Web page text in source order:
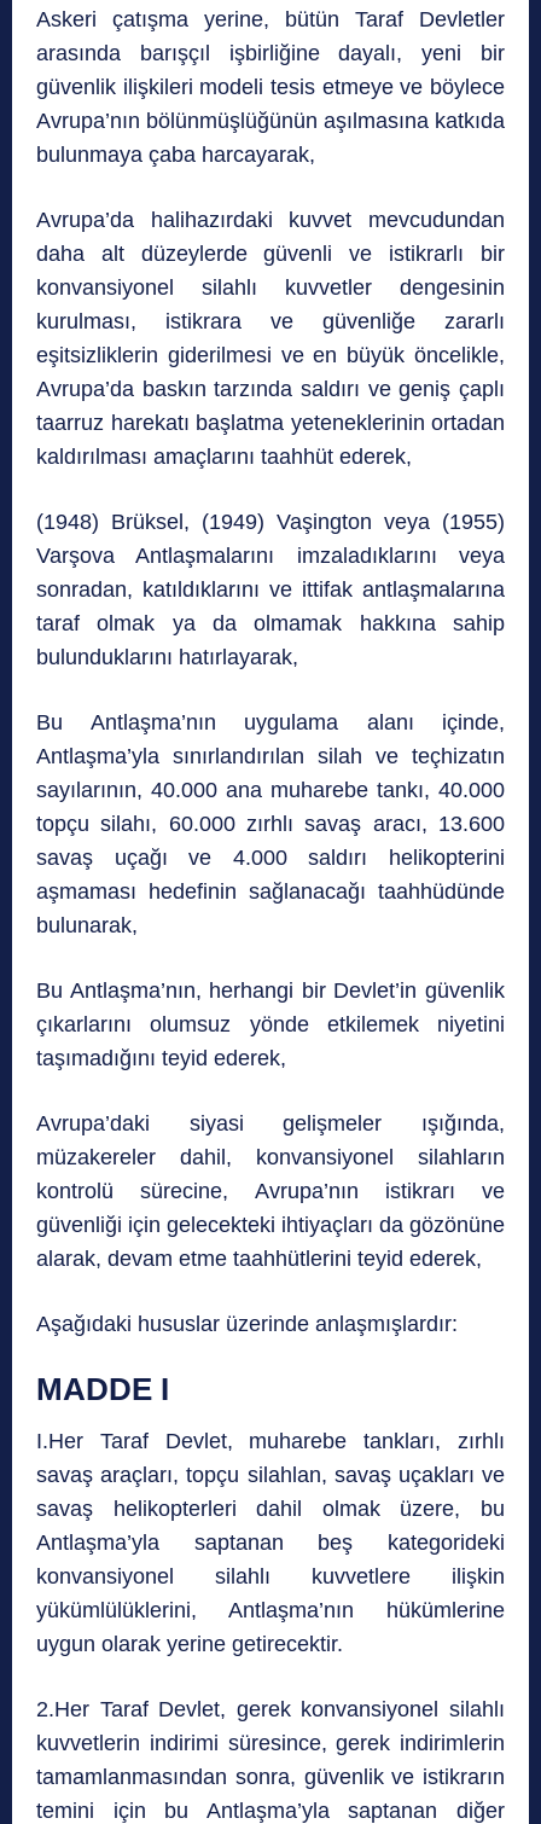
Askeri çatışma yerine, bütün Taraf Devletler
arasında barışçıl işbirliğine dayalı, yeni bir
güvenlik ilişkileri modeli tesis etmeye ve böylece
Avrupa’nın bölünmüşlüğünün aşılmasına katkıda
bulunmaya çaba harcayarak,
Avrupa’da halihazırdaki kuvvet mevcudundan
daha alt düzeylerde güvenli ve istikrarlı bir
konvansiyonel silahlı kuvvetler dengesinin
kurulması, istikrara ve güvenliğe zararlı
eşitsizliklerin giderilmesi ve en büyük öncelikle,
Avrupa’da baskın tarzında saldırı ve geniş çaplı
taarruz harekatı başlatma yeteneklerinin ortadan
kaldırılması amaçlarını taahhüt ederek,
(1948) Brüksel, (1949) Vaşington veya (1955)
Varşova Antlaşmalarını imzaladıklarını veya
sonradan, katıldıklarını ve ittifak antlaşmalarına
taraf olmak ya da olmamak hakkına sahip
bulunduklarını hatırlayarak,
Bu Antlaşma’nın uygulama alanı içinde,
Antlaşma’yla sınırlandırılan silah ve teçhizatın
sayılarının, 40.000 ana muharebe tankı, 40.000
topçu silahı, 60.000 zırhlı savaş aracı, 13.600
savaş uçağı ve 4.000 saldırı helikopterini
aşmaması hedefinin sağlanacağı taahhüdünde
bulunarak,
Bu Antlaşma’nın, herhangi bir Devlet’in güvenlik
çıkarlarını olumsuz yönde etkilemek niyetini
taşımadığını teyid ederek,
Avrupa’daki siyasi gelişmeler ışığında,
müzakereler dahil, konvansiyonel silahların
kontrolü sürecine, Avrupa’nın istikrarı ve
güvenliği için gelecekteki ihtiyaçları da gözönüne
alarak, devam etme taahhütlerini teyid ederek,
Aşağıdaki hususlar üzerinde anlaşmışlardır:
MADDE I
I.Her Taraf Devlet, muharebe tankları, zırhlı
savaş araçları, topçu silahlan, savaş uçakları ve
savaş helikopterleri dahil olmak üzere, bu
Antlaşma’yla saptanan beş kategorideki
konvansiyonel silahlı kuvvetlere ilişkin
yükümlülüklerini, Antlaşma’nın hükümlerine
uygun olarak yerine getirecektir.
2.Her Taraf Devlet, gerek konvansiyonel silahlı
kuvvetlerin indirimi süresince, gerek indirimlerin
tamamlanmasından sonra, güvenlik ve istikrarın
temini için bu Antlaşma’yla saptanan diğer